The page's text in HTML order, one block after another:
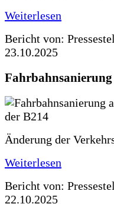
Weiterlesen
Bericht von:
23.10.2025
Änderung der
Weiterlesen
Bericht von:
22.10.2025